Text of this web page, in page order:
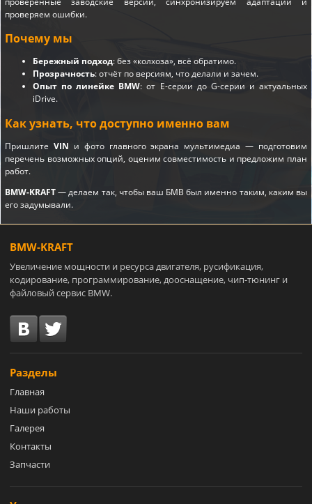
проверяем ошибки.
Почему мы
Бережный подход: без «колхоза», всё обратимо.
Прозрачность: отчёт по версиям, что делали и зачем.
Опыт по линейке BMW: от E-серии до G-серии и актуальных
iDrive.
Как узнать, что доступно именно вам
Пришлите VIN и фото главного экрана мультимедиа — подготовим
перечень возможных опций, оценим совместимость и предложим план
работ.
BMW-KRAFT— делаем так, чтобы ваш БМВ был именно таким, каким вы
его задумывали.
BMW-KRAFT
Увеличение мощности и ресурса двигателя, русификация,
кодирование, программирование, дооснащение, чип-тюнинг и
файловый сервис BMW.
Разделы
Главная
Наши работы
Галерея
Контакты
Запчасти